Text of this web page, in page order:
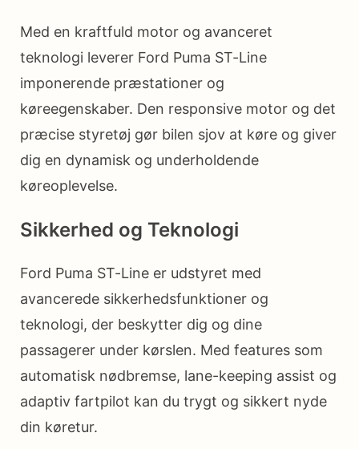
Med en kraftfuld motor og avanceret
teknologi leverer Ford Puma ST-Line
imponerende præstationer og
køreegenskaber. Den responsive motor og det
præcise styretøj gør bilen sjov at køre og giver
dig en dynamisk og underholdende
køreoplevelse.
Sikkerhed og Teknologi
Ford Puma ST-Line er udstyret med
avancerede sikkerhedsfunktioner og
teknologi, der beskytter dig og dine
passagerer under kørslen. Med features som
automatisk nødbremse, lane-keeping assist og
adaptiv fartpilot kan du trygt og sikkert nyde
din køretur.